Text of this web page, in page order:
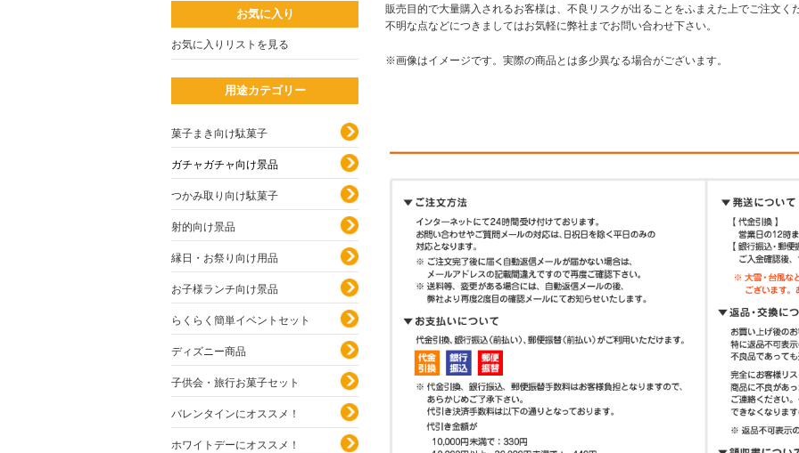
販売目的で大量購入されるお客様は、不良リスクが出ることをふまえた上でご注文く
不明な点などにつきましてはお気軽に弊社までお問い合わせ下さい。
※画像はイメージです。実際の商品とは多少異なる場合がございます。
お気に入り
お気に入りリストを見る
用途カテゴリー
菓子まき向け駄菓子
ガチャガチャ向け景品
つかみ取り向け駄菓子
射的向け景品
縁日・お祭り向け用品
お子様ランチ向け景品
らくらく簡単イベントセット
ディズニー商品
子供会・旅行お菓子セット
バレンタインにオススメ！
ホワイトデーにオススメ！